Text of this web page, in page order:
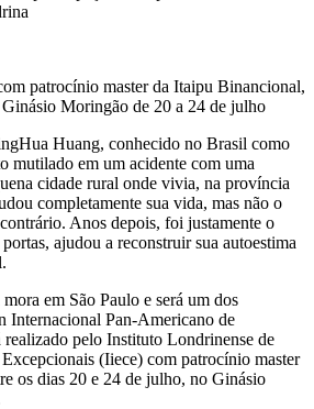
patrocínio master da Itaipu Binancional,
Moringão de 20 a 24 de julho
Huang, conhecido no Brasil como
mutilado em um acidente com uma
cidade rural onde vivia, na província
completamente sua vida, mas não o
Anos depois, foi justamente o
ajudou a reconstruir sua autoestima
em São Paulo e será um dos
Internacional Pan-Americano de
realizado pelo Instituto Londrinense de
(Iiece) com patrocínio master
os dias 20 e 24 de julho, no Ginásio